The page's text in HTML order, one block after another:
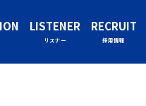
LISTENER
リスナー
RECRUIT
採用情報